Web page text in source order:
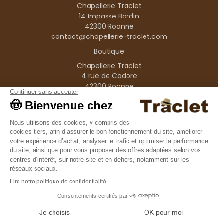
Chapellerie Traclet
14 Impasse Bardin
42300 Roanne
contact@chapellerie-traclet.com
Boutique
Chapellerie Traclet
4 rue de Cadore
42300 Roanne
Produits
Nos marques
Informations